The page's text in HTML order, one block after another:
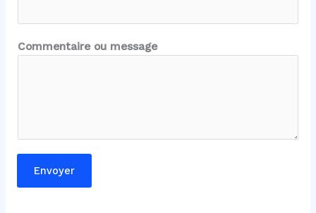
e
m
e
Commentaire ou message
Envoyer